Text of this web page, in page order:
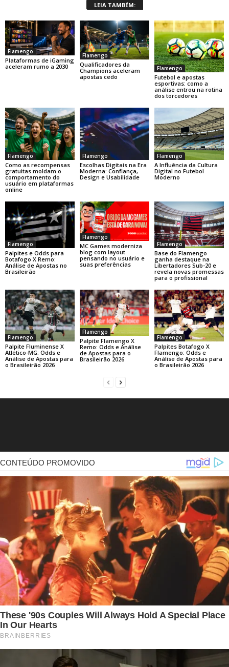
LEIA TAMBÉM:
Flamengo
Plataformas de iGaming
aceleram rumo a 2030
Flamengo
Qualificadores da
Champions aceleram
apostas cedo
Flamengo
Futebol e apostas
esportivas: como a
análise entrou na rotina
dos torcedores
Flamengo
Como as recompensas
gratuitas moldam o
comportamento do
usuário em plataformas
online
Flamengo
Escolhas Digitais na Era
Moderna: Confiança,
Design e Usabilidade
Flamengo
A Influência da Cultura
Digital no Futebol
Moderno
Flamengo
Palpites e Odds para
Botafogo X Remo:
Análise de Apostas no
Brasileirão
Flamengo
MC Games moderniza
blog com layout
pensando no usuário e
suas preferências
Flamengo
Base do Flamengo
ganha destaque na
Libertadores Sub-20 e
revela novas promessas
para o profissional
Flamengo
Palpite Fluminense X
Atlético-MG: Odds e
Análise de Apostas para
o Brasileirão 2026
Flamengo
Palpite Flamengo X
Remo: Odds e Análise
de Apostas para o
Brasileirão 2026
Flamengo
Palpites Botafogo X
Flamengo: Odds e
Análise de Apostas para
o Brasileirão 2026